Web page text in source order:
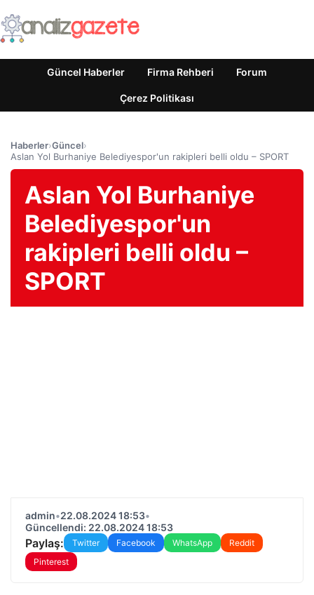
Güncel Haberler Firma Rehberi Forum
Çerez Politikası
Haberler›Güncel›
Aslan Yol Burhaniye Belediyespor'un rakipleri belli oldu – SPORT
Aslan Yol Burhaniye
Belediyespor'un
rakipleri belli oldu –
SPORT
admin•22.08.2024 18:53•
Güncellendi: 22.08.2024 18:53
Paylaş: Twitter Facebook WhatsApp
Reddit
Pinterest